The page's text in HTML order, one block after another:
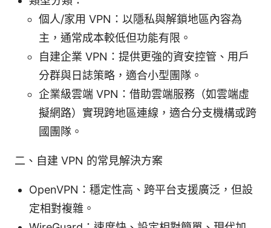
個人/家用 VPN：以隱私與解鎖地區內容為
主，通常成本較低但功能有限。
自建企業 VPN：提供更強的資安控管、用戶
分群與日誌策略，適合小型團隊。
企業級雲端 VPN：借助雲端服務（如雲端虛
擬網路）實現跨地區連線，適合分支機構或跨
國團隊。
二、自建 VPN 的常見解決方案
OpenVPN：穩定性高、跨平台支援廣泛，但設
定相對複雜。